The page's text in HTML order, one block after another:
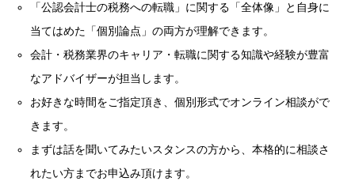
「公認会計士の税務への転職」に関する「全体像」と自身に
当てはめた「個別論点」の両方が理解できます。
会計・税務業界のキャリア・転職に関する知識や経験が豊富
なアドバイザーが担当します。
お好きな時間をご指定頂き、個別形式でオンライン相談がで
きます。
まずは話を聞いてみたいスタンスの方から、本格的に相談さ
れたい方までお申込み頂けます。